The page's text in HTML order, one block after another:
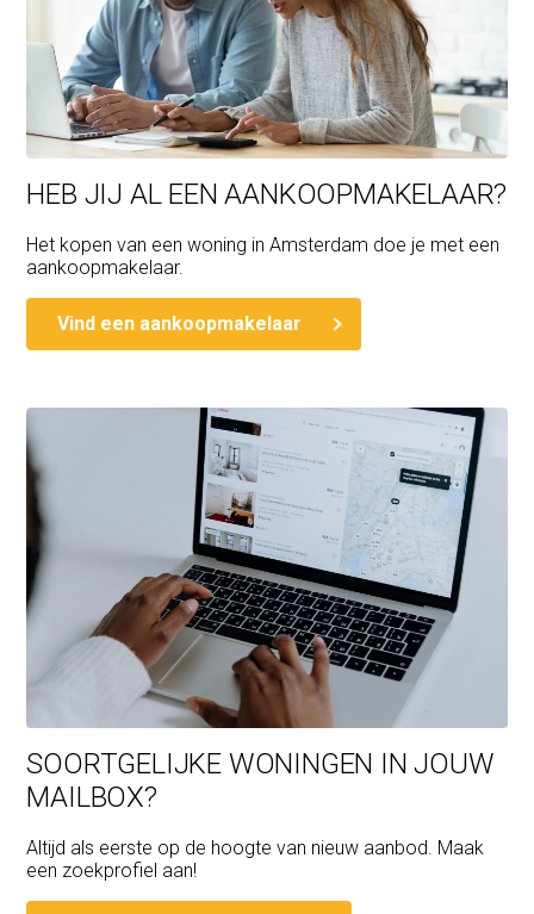
A GREAT HOME BY THE WATER ELEVATES YOUR
QUALITY OF LIFE
HEB JIJ AL EEN AANKOOPMAKELAAR?
Het kopen van een woning in Amsterdam doe je met een
aankoopmakelaar.
Vind een aankoopmakelaar
SOORTGELIJKE WONINGEN IN JOUW
MAILBOX?
Altijd als eerste op de hoogte van nieuw aanbod. Maak
een zoekprofiel aan!